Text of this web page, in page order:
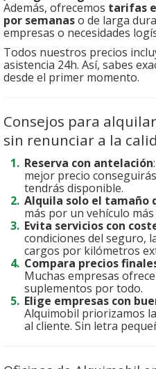
Además, ofrecemos tarifas
por semanaso de larga
empresas o necesidades
Todos nuestros precios
asistencia 24h. Así, sabes
desde el primer momento.
Consejos para
sin renunciar a la
Reserva con antelación
mejor precio
tendrás disponible.
Alquila solo el tamaño
más por un vehículo
Evita servicios con
condiciones del seguro,
cargos por kilómetros
Compara precios
Muchas empresas
suplementos por todo.
Elige empresas con
Alquimobil priorizamos
al cliente. Sin letra